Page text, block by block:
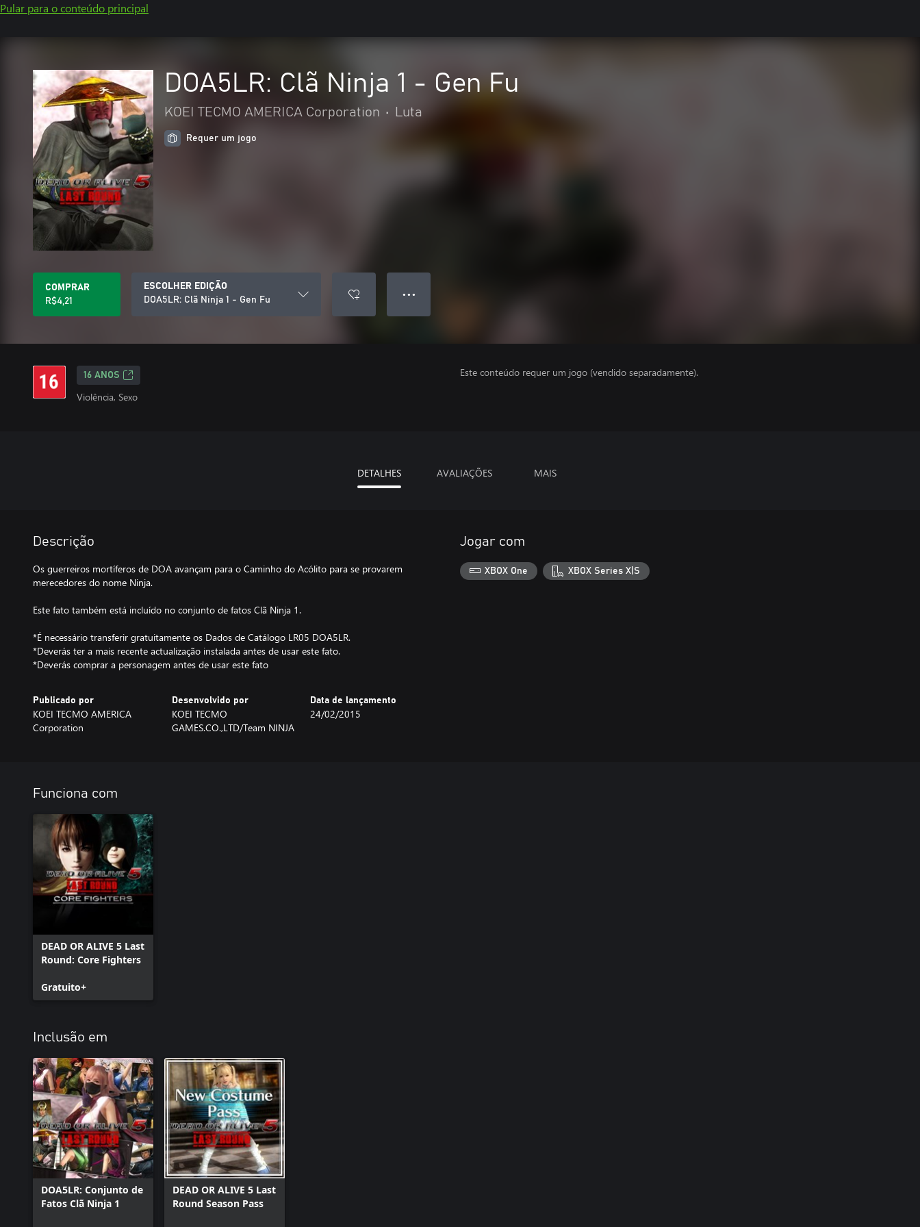
Pular para o conteúdo principal
DOA5LR: Clã Ninja 1 - Gen Fu
KOEI TECMO AMERICA Corporation • Luta
Requer um jogo
COMPRAR
R$4,21
ESCOLHER EDIÇÃO
DOA5LR: Clã Ninja 1 - Gen Fu
● ● ●
16 ANOS
Violência, Sexo
Este conteúdo requer um jogo (vendido separadamente).
DETALHES AVALIAÇÕES MAIS
Descrição
Os guerreiros mortíferos de DOA avançam para o Caminho do Acólito para se provarem
merecedores do nome Ninja.
Este fato também está incluído no conjunto de fatos Clã Ninja 1.
*É necessário transferir gratuitamente os Dados de Catálogo LR05 DOA5LR.
*Deverás ter a mais recente actualização instalada antes de usar este fato.
*Deverás comprar a personagem antes de usar este fato
Publicado por
KOEI TECMO AMERICA
Corporation
Desenvolvido por
KOEI TECMO
GAMES.CO.,LTD/Team NINJA
Data de lançamento
24/02/2015
Jogar com
XBOX One XBOX Series X|S
Funciona com
DEAD OR ALIVE 5 Last
Round: Core Fighters
Gratuito+
Inclusão em
DOA5LR: Conjunto de
Fatos Clã Ninja 1
DEAD OR ALIVE 5 Last
Round Season Pass